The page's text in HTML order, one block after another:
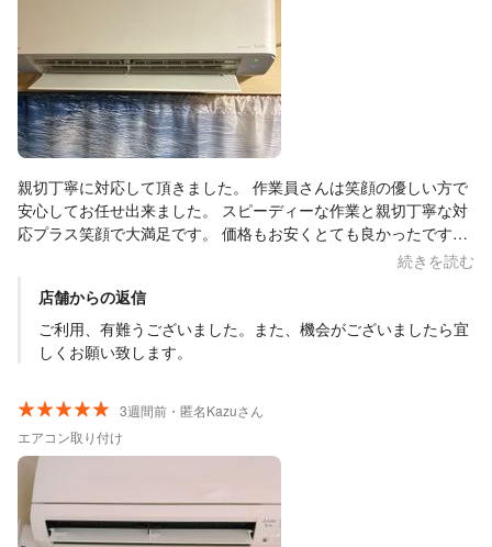
親切丁寧に対応して頂きました。 作業員さんは笑顔の優しい方で
安心してお任せ出来ました。 スピーディーな作業と親切丁寧な対
応プラス笑顔で大満足です。 価格もお安くとても良かったです。
また何かあれば是非宜しくお願い致します。 この度はありがとう
続きを読む
店舗からの返信
ご利用、有難うございました。また、機会がございましたら宜
しくお願い致します。
3週間前・匿名Kazuさん
エアコン取り付け